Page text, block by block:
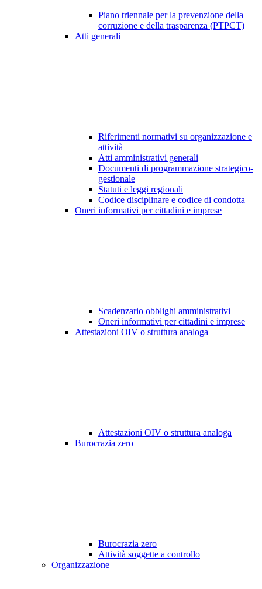
Piano triennale per la prevenzione della
corruzione e della trasparenza (PTPCT)
Atti generali
Riferimenti normativi su organizzazione e
attività
Atti amministrativi generali
Documenti di programmazione strategico-
gestionale
Statuti e leggi regionali
Codice disciplinare e codice di condotta
Oneri informativi per cittadini e imprese
Scadenzario obblighi amministrativi
Oneri informativi per cittadini e imprese
Attestazioni OIV o struttura analoga
Attestazioni OIV o struttura analoga
Burocrazia zero
Burocrazia zero
Attività soggette a controllo
Organizzazione